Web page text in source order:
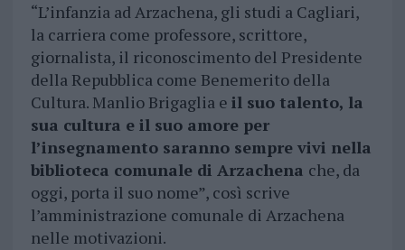
“L’infanzia ad Arzachena, gli studi a Cagliari,
la carriera come professore, scrittore,
giornalista, il riconoscimento del Presidente
della Repubblica come Benemerito della
Cultura. Manlio Brigaglia e il suo talento, la
sua cultura e il suo amore per
l’insegnamento saranno sempre vivi nella
biblioteca comunale di Arzachena che, da
oggi, porta il suo nome”, così scrive
l’amministrazione comunale di Arzachena
nelle motivazioni.